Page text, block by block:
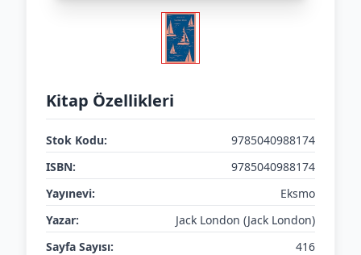
Kitap Özellikleri
Stok Kodu:
9785040988174
ISBN:
9785040988174
Yayınevi:
Eksmo
Yazar:
Jack London (Jack London)
Sayfa Sayısı:
416